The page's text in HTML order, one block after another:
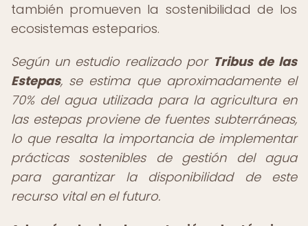
también promueven la sostenibilidad de los
ecosistemas esteparios.
Según un estudio realizado por Tribus de las
Estepas, se estima que aproximadamente el
70% del agua utilizada para la agricultura en
las estepas proviene de fuentes subterráneas,
lo que resalta la importancia de implementar
prácticas sostenibles de gestión del agua
para garantizar la disponibilidad de este
recurso vital en el futuro.